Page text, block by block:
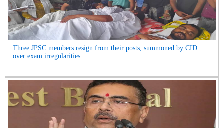
Three JPSC members resign from their posts, summoned by CID
over exam irregularities...